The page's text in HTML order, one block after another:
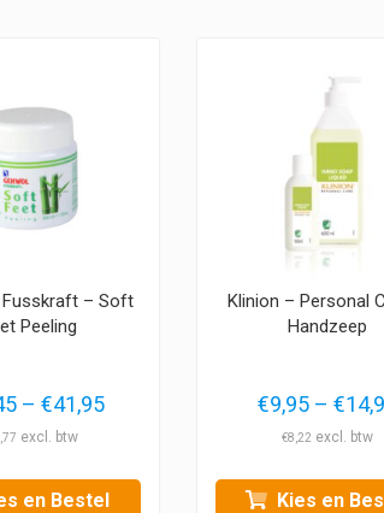
Fusskraft – Soft
Peeling
– €41,95Prijsklasse:
€41,95
en Bestel
Klinion – Personal
Handzeep
€9,95 – €
€8,22
Kies en